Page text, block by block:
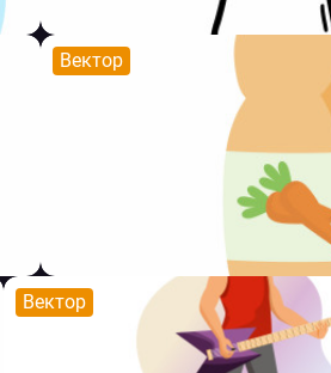
Вектор
Вектор